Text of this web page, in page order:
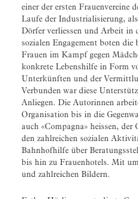
einer der ersten Frauenvereine
Laufe der Industrialisierung,
Dörfer verliessen und Arbeit in
sozialen Engagement boten
Frauen im Kampf gegen
konkrete Lebenshilfe in Form
Unterkünften und der
Verbunden war diese
Anliegen. Die Autorinnen
Organisation bis in die
auch «Compagna» heissen,
den zahlreichen sozialen
Bahnhofhilfe über
bis hin zu Frauenhotels. Mit
und zahlreichen Bildern.